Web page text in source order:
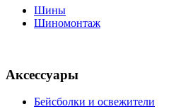
Шины
Шиномонтаж
Аксессуары
Бейсболки и освежители